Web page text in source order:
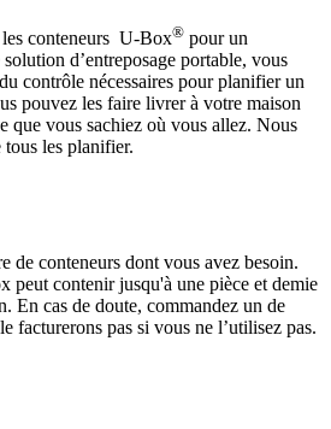
conteneurs U-Box® pour un
d’entreposage portable, vous
contrôle nécessaires pour planifier un
pouvez les faire livrer à votre maison
que vous sachiez où vous allez. Nous
les planifier.
de conteneurs dont vous avez besoin.
peut contenir jusqu'à une pièce et demie
En cas de doute, commandez un de
facturerons pas si vous ne l’utilisez pas.